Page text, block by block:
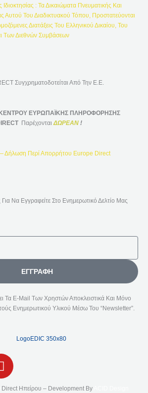
: Τα Δικαιώματα Πνευματικής Και
Αυτού Του Διαδικτυακού Τόπου, Προστατεύονται
Διατάξεις Του Ελληνικού Δικαίου, Του
Των Διεθνών Συμβάσεων
Συγχρηματοδοτείται Από Την Ε.Ε.
ΕΥΡΩΠΑΪΚΗΣ ΠΛΗΡΟΦΟΡΗΣΗΣ
Παρέχονται ΔΩΡΕΑΝ !
Δήλωση Περί Απορρήτου Europe Direct
Για Να Εγγραφείτε Στο Ενημερωτικό Δελτίο Μας
ΕΓΓΡΑΦΉ
Τα E-Mail Των Χρηστών Αποκλειστικά Και Μόνο
Ενημερωτικού Υλικού Μέσω Του “Newsletter”.
Y
O
U
Direct Ηπείρου – Development By